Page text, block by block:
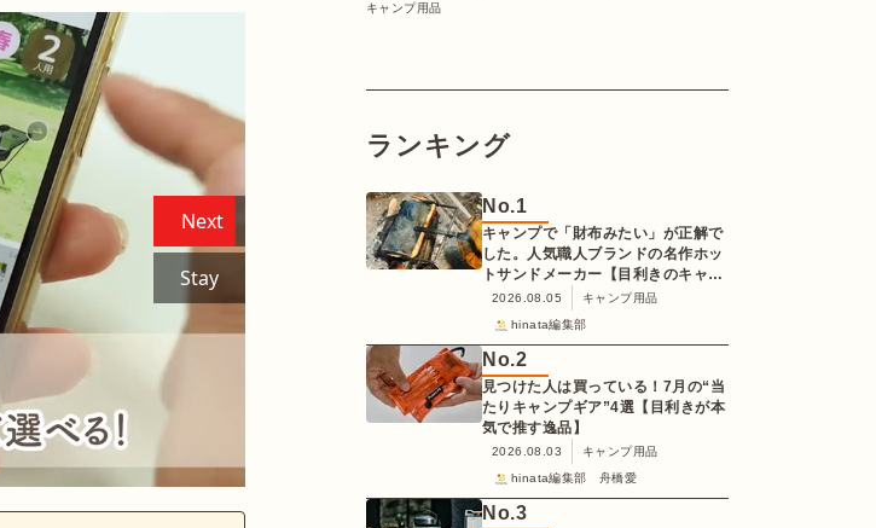
キャンプ用品
ランキング
No.1
キャンプで「財布みたい」が正解で
した。人気職人ブランドの名作ホッ
トサンドメーカー【目利きのキャン
プギア】
2026.08.05
キャンプ用品
hinata編集部
No.2
見つけた人は買っている！7月の“当
たりキャンプギア”4選【目利きが本
気で推す逸品】
2026.08.03
キャンプ用品
hinata編集部 舟橋愛
No.3